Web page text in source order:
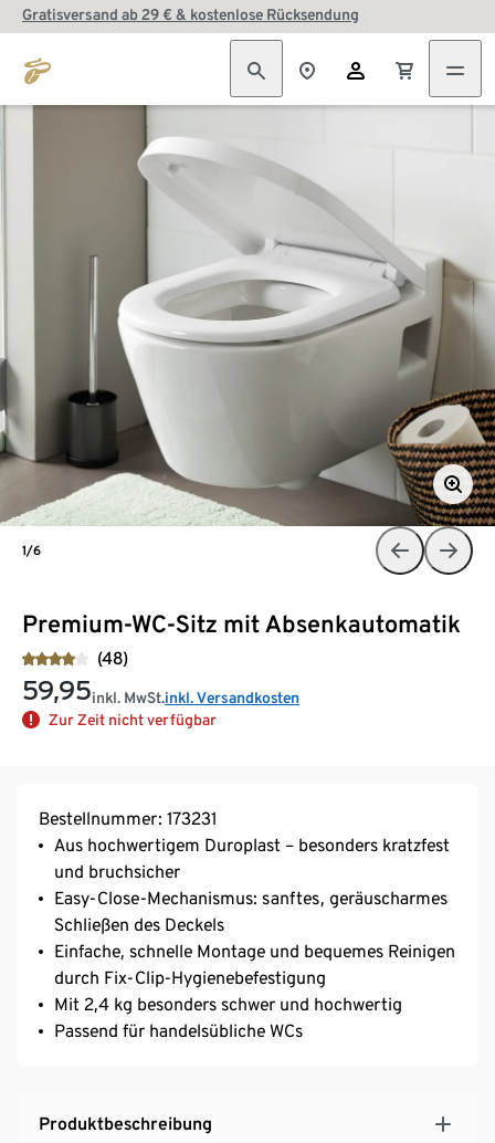
Gratisversand ab 29 € & kostenlose Rücksendung
Premium-WC-Sitz mit Absenkautomatik
(48)
59,95inkl. MwSt.inkl. Versandkosten
Zur Zeit nicht verfügbar
1/6
Bestellnummer: 173231
Aus hochwertigem Duroplast – besonders kratzfest
und bruchsicher
Easy-Close-Mechanismus: sanftes, geräuscharmes
Schließen des Deckels
Einfache, schnelle Montage und bequemes Reinigen
durch Fix-Clip-Hygienebefestigung
Mit 2,4 kg besonders schwer und hochwertig
Passend für handelsübliche WCs
Produktbeschreibung